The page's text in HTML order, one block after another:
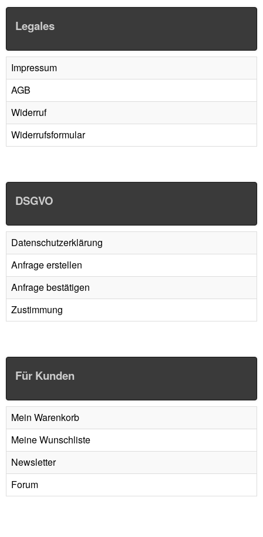
Legales
Impressum
AGB
Widerruf
Widerrufsformular
DSGVO
Datenschutzerklärung
Anfrage erstellen
Anfrage bestätigen
Zustimmung
Für Kunden
Mein Warenkorb
Meine Wunschliste
Newsletter
Forum